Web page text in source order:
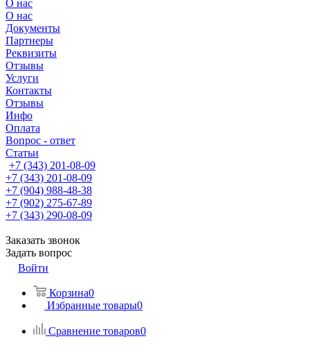
О нас
О нас
Документы
Партнеры
Реквизиты
Отзывы
Услуги
Контакты
Отзывы
Инфо
Оплата
Вопрос - ответ
Статьи
+7 (343) 201-08-09
+7 (343) 201-08-09
+7 (904) 988-48-38
+7 (902) 275-67-89
+7 (343) 290-08-09
Заказать звонок
Задать вопрос
Войти
Корзина0
Избранные товары0
Сравнение товаров0